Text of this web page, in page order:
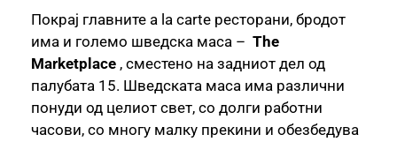
Покрај главните a la carte ресторани, бродот
има и големо шведска маса – The
Marketplace , сместено на задниот дел од
палубата 15. Шведската маса има различни
понуди од целиот свет, со долги работни
часови, со многу малку прекини и обезбедува